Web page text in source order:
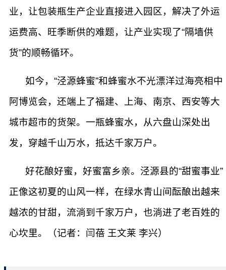
业，让包装瓶生产企业直接进入园区，解决了外运
运费高、旺季断供的难题，让产业实现了“隔墙供
货”的顺畅循环。
如今，“泾源蜂蜜”和蜂蜜水不光漂洋过海亮相中
阿博览会，还端上了福建、上海、南京、西安等大
城市超市的货架。一瓶蜂蜜水，从六盘山深处出
发，穿越千山万水，抵达千家万户。
好花酿好蜜，好蜜富乡亲。泾源县的“甜蜜事业”
正像这初夏的山风一样，在绿水青山间酝酿出越来
越浓的甘甜，流淌到千家万户，也淌进了老百姓的
心坎里。（记者：闫蓓 王文莱 李兴）